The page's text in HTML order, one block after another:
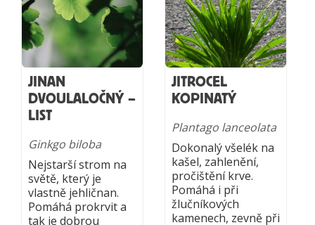
JINAN
DVOULALOČNÝ –
LIST
Ginkgo biloba
Nejstarší strom na
světě, který je
vlastně jehličnan.
Pomáhá prokrvit a
tak je dobrou
JITROCEL
KOPINATÝ
Plantago lanceolata
Dokonalý všelék na
kašel, zahlenění,
pročištění krve.
Pomáhá i při
žlučníkových
kamenech, zevně při